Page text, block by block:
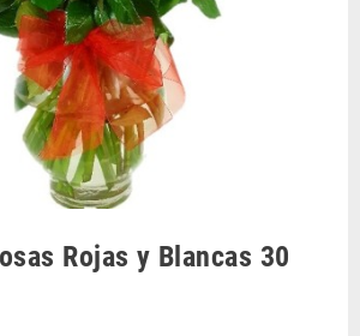
Rojas y Blancas 30